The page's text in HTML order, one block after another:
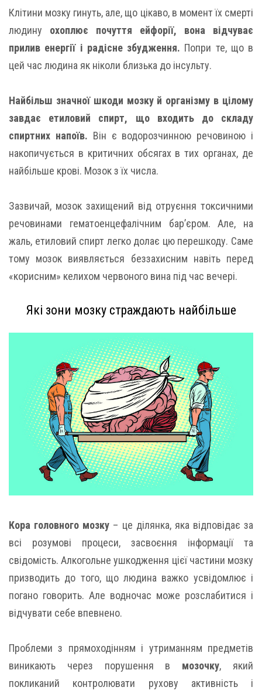
Клітини мозку гинуть, але, що цікаво, в момент їх смерті
людину охоплює почуття ейфорії, вона відчуває
прилив енергії і радісне збудження. Попри те, що в
цей час людина як ніколи близька до інсульту.
Найбільш значної шкоди мозку й організму в цілому
завдає етиловий спирт, що входить до складу
спиртних напоїв. Він є водорозчинною речовиною і
накопичується в критичних обсягах в тих органах, де
найбільше крові. Мозок з їх числа.
Зазвичай, мозок захищений від отруєння токсичними
речовинами гематоенцефалічним бар’єром. Але, на
жаль, етиловий спирт легко долає цю перешкоду. Саме
тому мозок виявляється беззахисним навіть перед
«корисним» келихом червоного вина під час вечері.
Які зони мозку страждають найбільше
Кора головного мозку – це ділянка, яка відповідає за
всі розумові процеси, засвоєння інформації та
свідомість. Алкогольне ушкодження цієї частини мозку
призводить до того, що людина важко усвідомлює і
погано говорить. Але водночас може розслабитися і
відчувати себе впевнено.
Проблеми з прямоходінням і утриманням предметів
виникають через порушення в мозочку, який
покликаний контролювати рухову активність і